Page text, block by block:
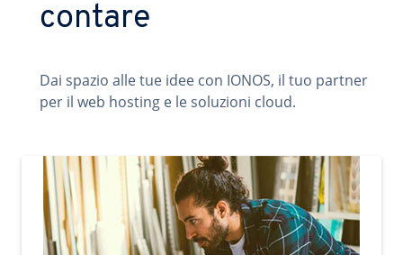
contare
Dai spazio alle tue idee con IONOS, il tuo partner
per il web hosting e le soluzioni cloud.